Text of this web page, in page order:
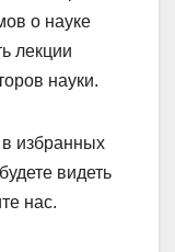
о науке
лекции
науки.
в избранных
видеть
нас.